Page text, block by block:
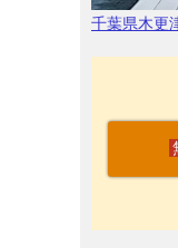
千葉県木更